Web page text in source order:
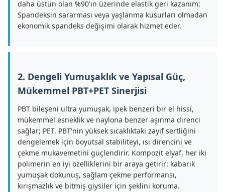
daha üstün olan %90'ın üzerinde elastik geri kazanım;
Spandeksin sararması veya yaşlanma kusurları olmadan
ekonomik spandeks değişimi olarak hizmet eder.
2. Dengeli Yumuşaklık ve Yapısal Güç,
Mükemmel PBT+PET Sinerjisi
PBT bileşeni ultra yumuşak, ipek benzeri bir el hissi,
mükemmel esneklik ve naylona benzer aşınma direnci
sağlar; PET, PBT'nin yüksek sıcaklıktaki zayıf sertliğini
dengelemek için boyutsal stabiliteyi, ısı direncini ve
çekme mukavemetini güçlendirir. Kompozit elyaf, her iki
polimerin en iyi özelliklerini bir araya getirir: kabarık
yumuşak dokunuş, sağlam çekme performansı,
kırışmazlık ve bitmiş giysiler için şeklini koruma.